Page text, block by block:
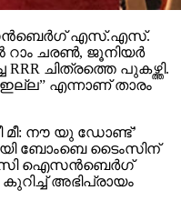
എസ്.എസ്.
റാം ചരണ്‍, ജൂനിയര്‍
ചിത്രത്തെ പുകഴ്ത്തി.
ഇല്ല” എന്നാണ് താരം
മീ: നൗ യു ഡോണ്ട്’
ബോംബെ ടൈംസിന്
ഐസന്‍ബെര്‍ഗ്
അഭിപ്രായം